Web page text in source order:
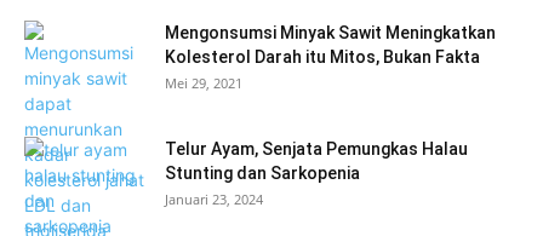
Mengonsumsi Minyak Sawit Meningkatkan
Kolesterol Darah itu Mitos, Bukan Fakta
Mei 29, 2021
Telur Ayam, Senjata Pemungkas Halau
Stunting dan Sarkopenia
Januari 23, 2024